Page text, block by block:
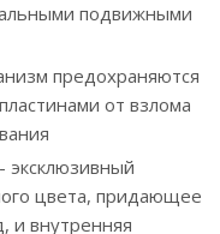
подвижными
предохраняются
от взлома
цвета, придающее
и внутренняя